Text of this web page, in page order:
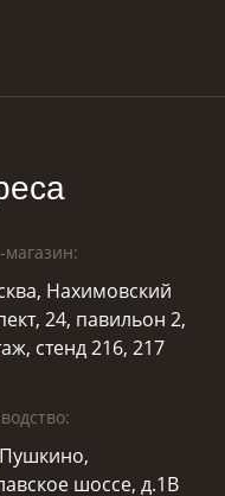
магазин:
Нахимовский
24, павильон 2,
стенд 216, 217
шоссе, д.1В